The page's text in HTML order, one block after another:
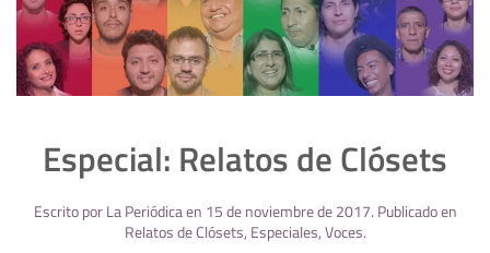
Especial: Relatos de Clósets
Escrito porLa Periódicaen 15 de noviembre de 2017. Publicado en
Relatos de Clósets, Especiales,Voces.